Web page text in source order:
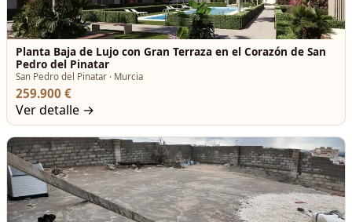
Planta Baja de Lujo con Gran Terraza en el Corazón de San
Pedro del Pinatar
San Pedro del Pinatar · Murcia
259.900 €
Ver detalle →